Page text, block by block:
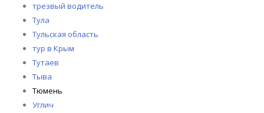
трезвый водитель
Тула
Тульская область
тур в Крым
Тутаев
Тыва
Тюмень
Углич